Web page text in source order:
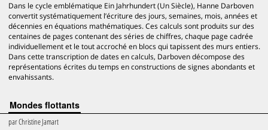
Dans le cycle emblématique Ein Jahrhundert (Un Siècle), Hanne Darboven
convertit systématiquement l’écriture des jours, semaines, mois, années et
décennies en équations mathématiques. Ces calculs sont produits sur des
centaines de pages contenant des séries de chiffres, chaque page cadrée
individuellement et le tout accroché en blocs qui tapissent des murs entiers.
Dans cette transcription de dates en calculs, Darboven décompose des
représentations écrites du temps en constructions de signes abondants et
envahissants.
Mondes flottants
parChristine Jamart